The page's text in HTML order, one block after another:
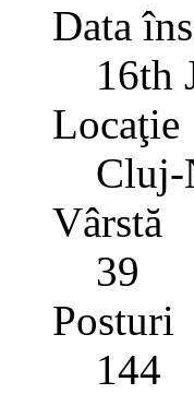
Data
16th
Locaţie
Cluj-
Vârstă
39
Posturi
144